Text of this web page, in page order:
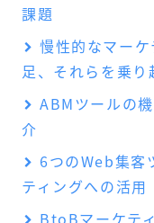
課題
慢性的なマー
足、それらを乗り
ABMツールの
介
6つのWeb集客
ティングへの活用
BtoBマーケテ